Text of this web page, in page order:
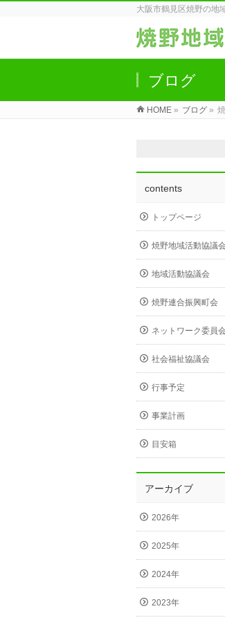
大阪市鶴見区焼野の地
ブログ
HOME » ブログ »
contents
トップページ
焼野地域活動協議
地域活動協議会
焼野連合振興町会
ネットワーク委員
社会福祉協議会
行事予定
事業計画
目安箱
アーカイブ
2026年
2025年
2024年
2023年